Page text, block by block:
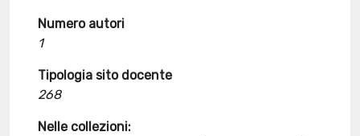
Numero autori
1
Tipologia sito docente
268
Nelle collezioni: